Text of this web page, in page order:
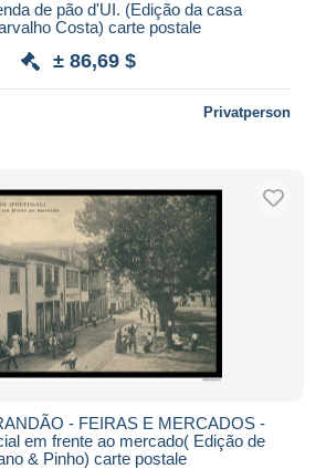
de pão d'UI. (Edição da casa
Costa) carte postale
± 86,69 $
Privatperson
- FEIRAS E MERCADOS -
em frente ao mercado( Edição de
& Pinho) carte postale